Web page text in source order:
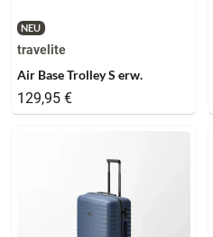
NEU
travelite
Air Base Trolley S erw.
129,95 €